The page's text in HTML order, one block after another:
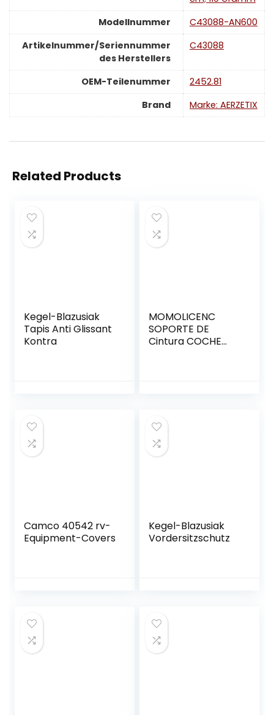
Modellnummer
‎C43088-AN600
Artikelnummer/Seriennummer
des Herstellers
‎C43088
OEM-Teilenummer
‎2452.81
Brand
Marke: AERZETIX
Related Products
Kegel-Blazusiak
Tapis Anti Glissant
Kontra
MOMOLICENC
SOPORTE DE
Cintura COCHE
Camco 40542 rv-
Equipment-Covers
Kegel-Blazusiak
Vordersitzschutz